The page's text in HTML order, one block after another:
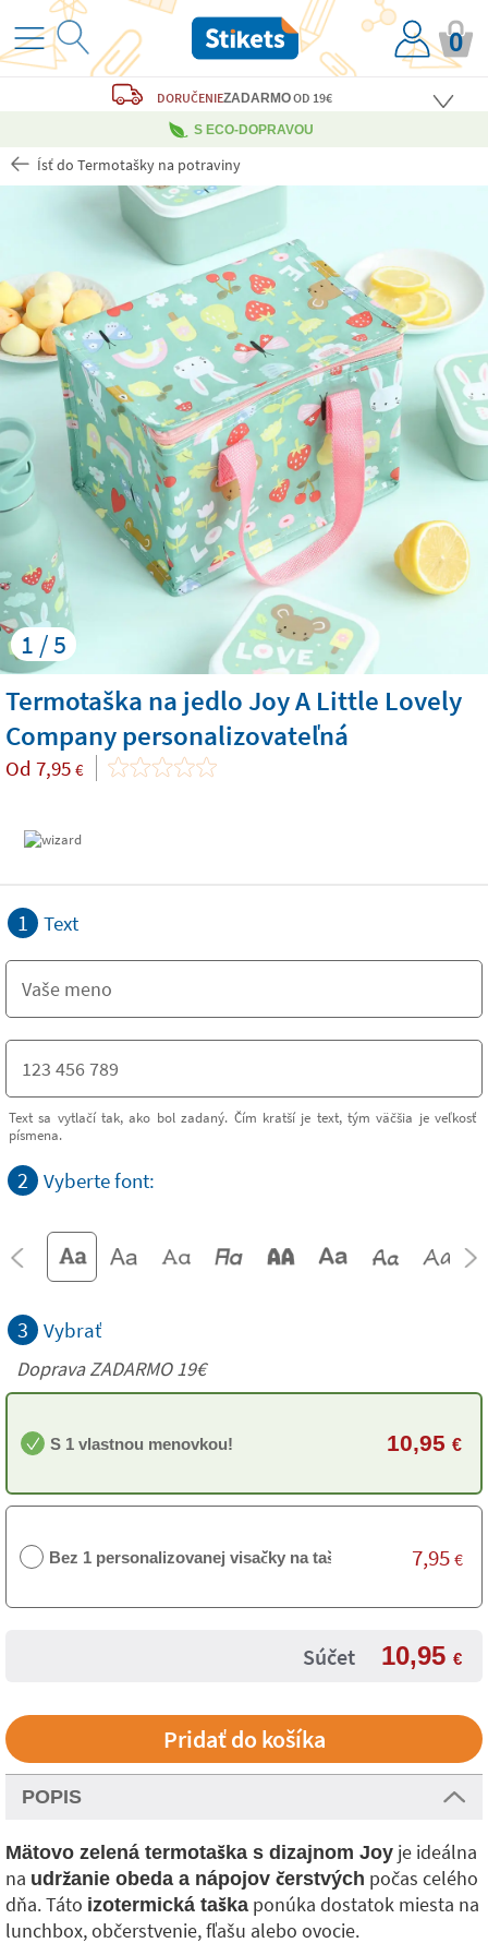
0
DORUČENIEZADARMOOD 19€
S ECO-DOPRAVOU
Ísť do Termotašky na potraviny
1 / 5
Termotaška na jedlo Joy A Little Lovely
Company personalizovateľná
Od 7,95 €
1 Text
Text sa vytlačí tak, ako bol zadaný. Čím kratší je text, tým väčšia je veľkosť
písmena.
2 Vyberte font:
3 Vybrať
Doprava ZADARMO 19€
S 1 vlastnou menovkou! 10,95 €
Bez 1 personalizovanej visačky na tašku 7,95 €
Súčet 10,95 €
POPIS
Mätovo zelená termotaška s dizajnom Joy je ideálna
na udržanie obeda a nápojov čerstvých počas celého
dňa. Táto izotermická taška ponúka dostatok miesta na
lunchbox, občerstvenie, fľašu alebo ovocie.